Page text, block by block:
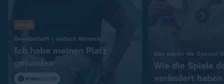
Vorab
Gesellschaft | einfach Mensch
Ich habe meinen Platz
gefunden
Video 15:08
Das waren die Special
Wie die Spiele
verändert haben